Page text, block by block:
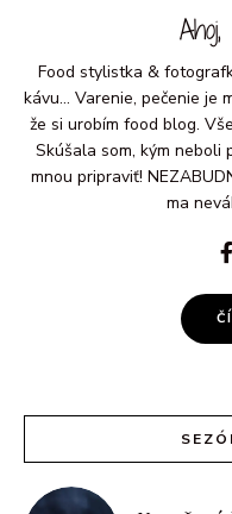
Food stylistka &
kávu... Varenie, pečenie je
že si urobím food blog.
Skúšala som, kým neboli
mnou pripraviť!
ma